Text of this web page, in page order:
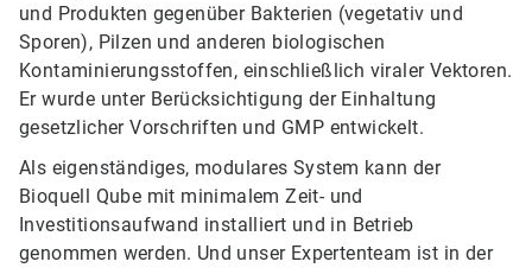
und Produkten gegenüber Bakterien (vegetativ und
Sporen), Pilzen und anderen biologischen
Kontaminierungsstoffen, einschließlich viraler Vektoren.
Er wurde unter Berücksichtigung der Einhaltung
gesetzlicher Vorschriften und GMP entwickelt.
Als eigenständiges, modulares System kann der
Bioquell Qube mit minimalem Zeit- und
Investitionsaufwand installiert und in Betrieb
genommen werden. Und unser Expertenteam ist in der